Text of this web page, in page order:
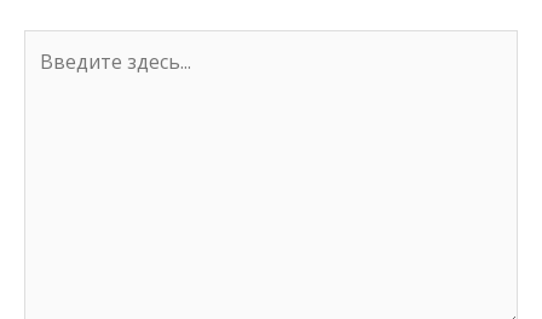
здесь...